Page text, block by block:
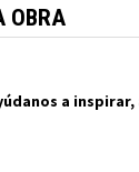
OBRA
a